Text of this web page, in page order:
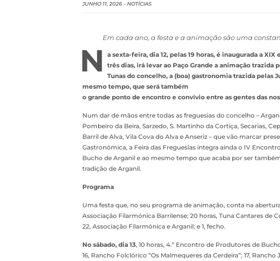
JUNHO 11, 2026 - NOTÍCIAS
Em cada ano, a festa e a animação são uma
N
a sexta-feira, dia 12, pelas 19 horas, é inaugurada a
três dias, irá levar ao Paço Grande a animação trazida
Tunas do concelho, a (boa) gastronomia trazida pelas
mesmo tempo, que será também
o grande ponto de encontro e convívio entre as gentes das
Num dar de mãos entre todas as freguesias do concelho –
Pombeiro da Beira, Sarzedo, S. Martinho da Cortiça, Secarias,
Barril de Alva, Vila Cova do Alva e Anseriz – que vão marcar
Gastronómica, a Feira das Freguesias integra ainda o IV
Bucho de Arganil e ao mesmo tempo que acaba por ser
tradição de Arganil.
Programa
Uma festa que, no seu programa de animação, conta na
Associação Filarmónica Barrilense; 20 horas, Tuna Cantares de
22, Associação Filarmónica e Arganil; e 1, fecho.
No sábado, dia 13, 10 horas, 4.º Encontro de Produtores de
16, Rancho Folclórico “Os Malmequeres da Cerdeira”; 17,